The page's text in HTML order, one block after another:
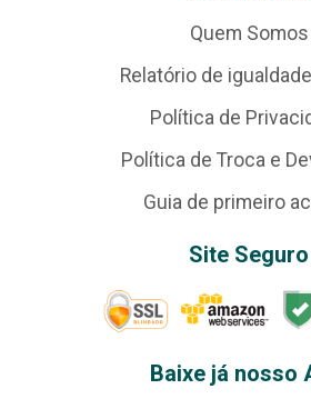
Quem Somos
Relatório de
Política de
Política de Troca e
Guia de primeiro
Site Seguro
Baixe já nosso